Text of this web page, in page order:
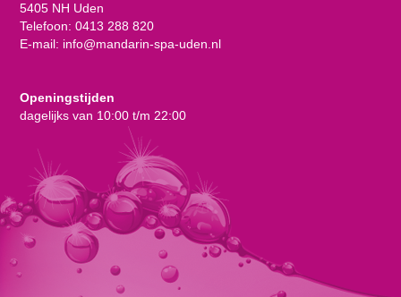
5405 NH Uden
Telefoon: 0413 288 820
E-mail: info@mandarin-spa-uden.nl
Openingstijden
dagelijks van 10:00 t/m 22:00